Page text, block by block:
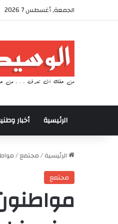
الجمعة, أغسطس 7 2026
الرئيسية أخبار
الرئيسية/مجتمع/
مجتمع